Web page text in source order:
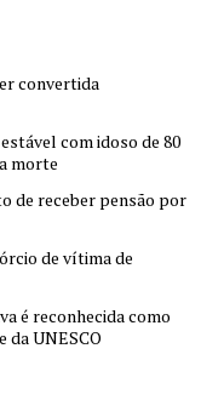
convertida
com idoso de 80
morte
de receber pensão por
de vítima de
é reconhecida como
da UNESCO